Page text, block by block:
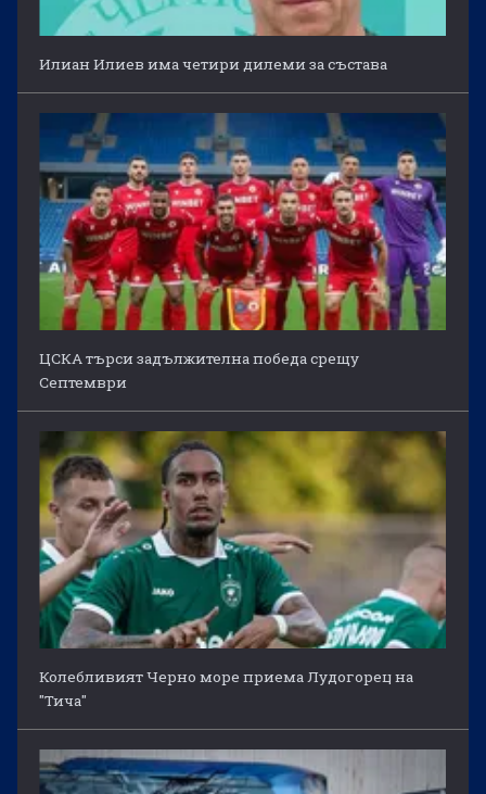
Илиан Илиев има четири дилеми за състава
ЦСКА търси задължителна победа срещу
Септември
Колебливият Черно море приема Лудогорец на
"Тича"